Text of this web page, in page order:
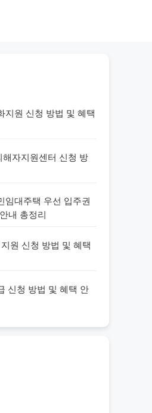
지원 신청 방법 및 혜택
자지원센터 신청 방
임대주택 우선 입주권
내 총정리
원 신청 방법 및 혜택
신청 방법 및 혜택 안